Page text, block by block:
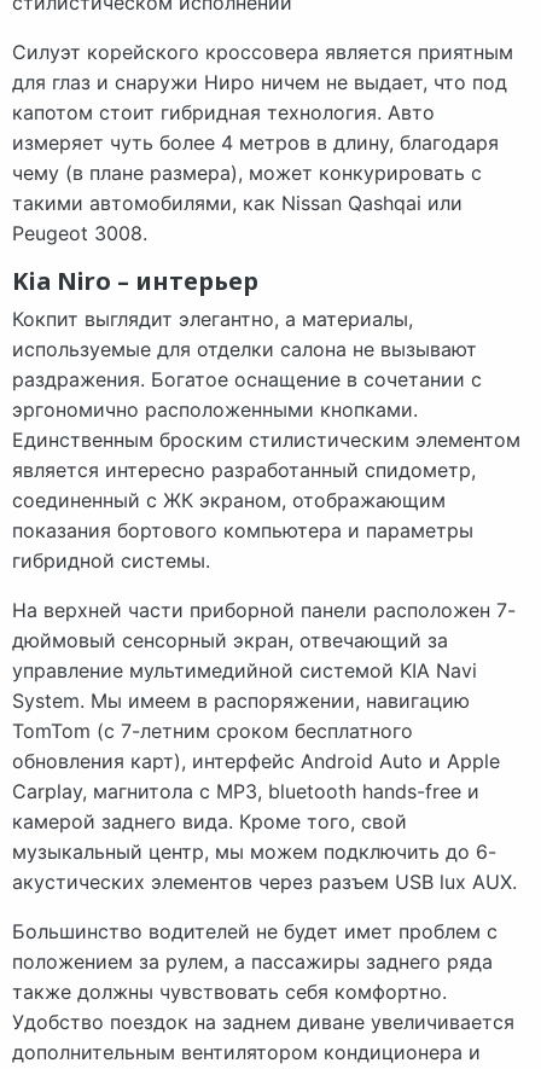
Силуэт корейского кроссовера является приятным
для глаз и снаружи Ниро ничем не выдает, что под
капотом стоит гибридная технология. Авто
измеряет чуть более 4 метров в длину, благодаря
чему (в плане размера), может конкурировать с
такими автомобилями, как Nissan Qashqai или
Peugeot 3008.
Kia Niro – интерьер
Кокпит выглядит элегантно, а материалы,
используемые для отделки салона не вызывают
раздражения. Богатое оснащение в сочетании с
эргономично расположенными кнопками.
Единственным броским стилистическим элементом
является интересно разработанный спидометр,
соединенный с ЖК экраном, отображающим
показания бортового компьютера и параметры
гибридной системы.
На верхней части приборной панели расположен 7-
дюймовый сенсорный экран, отвечающий за
управление мультимедийной системой KIA Navi
System. Мы имеем в распоряжении, навигацию
TomTom (с 7-летним сроком бесплатного
обновления карт), интерфейс Android Auto и Apple
Carplay, магнитола с MP3, bluetooth hands-free и
камерой заднего вида. Кроме того, свой
музыкальный центр, мы можем подключить до 6-
акустических элементов через разъем USB lux AUX.
Большинство водителей не будет имет проблем с
положением за рулем, а пассажиры заднего ряда
также должны чувствовать себя комфортно.
Удобство поездок на заднем диване увеличивается
дополнительным вентилятором кондиционера и